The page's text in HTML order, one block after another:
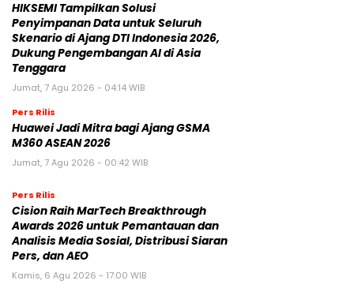
HIKSEMI Tampilkan Solusi
Penyimpanan Data untuk Seluruh
Skenario di Ajang DTI Indonesia 2026,
Dukung Pengembangan AI di Asia
Tenggara
Jumat, 7 Agu 2026 - 04:14 WIB
Pers Rilis
Huawei Jadi Mitra bagi Ajang GSMA
M360 ASEAN 2026
Jumat, 7 Agu 2026 - 00:42 WIB
Pers Rilis
Cision Raih MarTech Breakthrough
Awards 2026 untuk Pemantauan dan
Analisis Media Sosial, Distribusi Siaran
Pers, dan AEO
Kamis, 6 Agu 2026 - 17:00 WIB